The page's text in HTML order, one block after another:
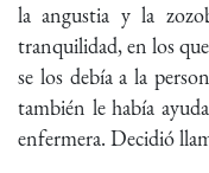
la angustia y la
tranquilidad, en los
se los debía a la
también le había
enfermera. Decidió